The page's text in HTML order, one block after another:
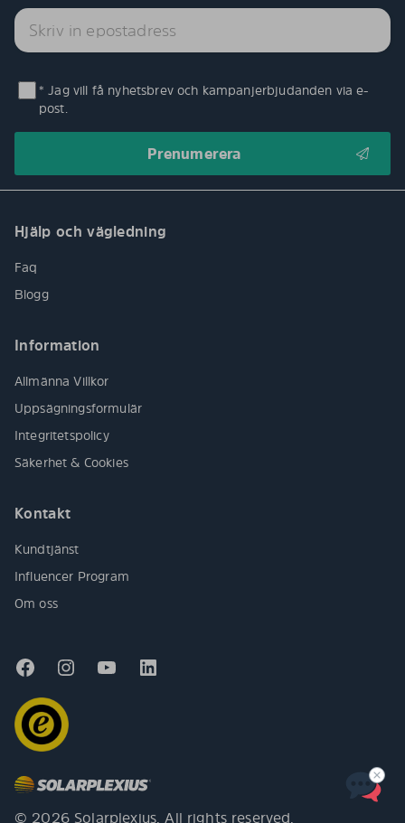
* Jag vill få nyhetsbrev och kampanjerbjudanden via e-
post.
Hjälp och vägledning
Faq
Blogg
Information
Allmänna Villkor
Uppsägningsformulär
Integritetspolicy
Säkerhet & Cookies
Kontakt
Kundtjänst
Influencer Program
Om oss
© 2026 Solarplexius. All rights reserved.